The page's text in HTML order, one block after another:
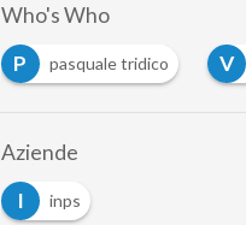
Who's Who
P
pasquale tridico V
Aziende
I
inps